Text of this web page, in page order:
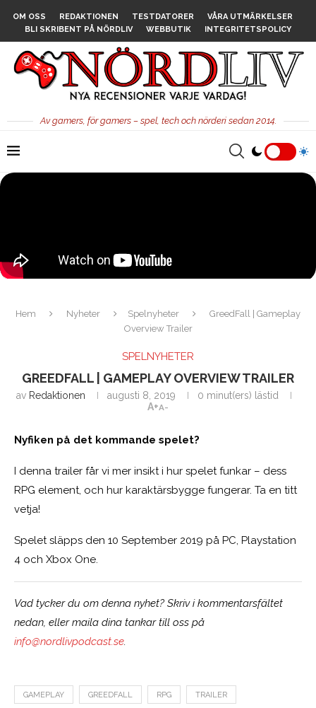
OM OSS REDAKTIONEN TESTDATORER
VÅRA UTMÄRKELSER
BLI SKRIBENT PÅ NÖRDLIV
WEBBUTIK INTEGRITETSPOLICY
Av gamers, för gamers – spel, tech och nörderi sedan 2014.
Hem Nyheter Spelnyheter
GreedFall | Gameplay
Overview Trailer
SPELNYHETER
GREEDFALL | GAMEPLAY OVERVIEW TRAILER
av Redaktionen augusti 8, 2019
0 minut(ers) lästid
A+A-
Nyfiken på det kommande spelet?
I denna trailer får vi mer insikt i hur spelet funkar – dess
RPG element, och hur karaktärsbygge fungerar. Ta en titt
vetja!
Spelet släpps den 10 September 2019 på PC, Playstation
4 och Xbox One.
Vad tycker du om denna nyhet? Skriv i kommentarsfältet
nedan, eller maila dina tankar till oss på
info@nordlivpodcast.se.
GAMEPLAY GREEDFALL RPG TRAILER